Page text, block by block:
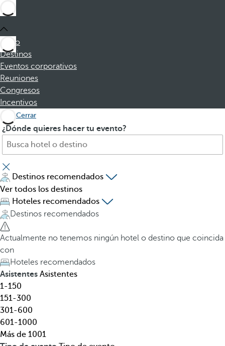
Inicio
Destinos
Eventos corporativos
Reuniones
Congresos
Incentivos
Cerrar
¿Dónde quieres hacer tu evento?
B
s
c
a
h
o
t
e
l
,
d
e
s
t
i
n
o
A
p
u
l
s
a
r
l
a
t
e
c
l
a
d
e
f
Destinos recomendados
Ver todos los destinos
Hoteles recomendados
Destinos recomendados
Actualmente no tenemos ningún hotel o destino que coincida
con
Hoteles recomendados
Asistentes Asistentes
1-150
151-300
301-600
601-1000
Más de 1001